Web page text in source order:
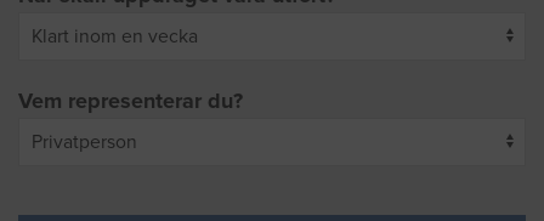
Vem representerar du?